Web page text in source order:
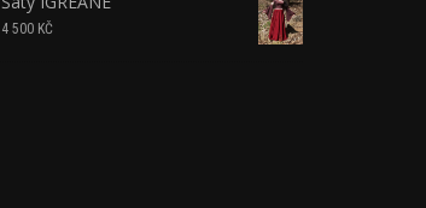
4 500 KČ